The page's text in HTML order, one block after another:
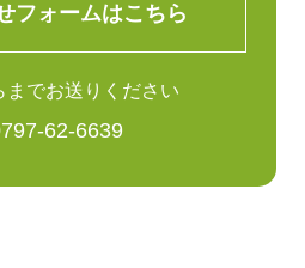
フォームはこちら
までお送りください
62-6639